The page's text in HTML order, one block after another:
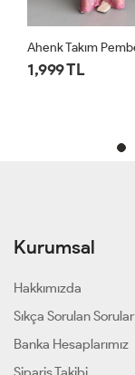
1,999 TL
Kurumsal
Hakkımızda
Sıkça Sorulan Sorular
Banka Hesaplarımız